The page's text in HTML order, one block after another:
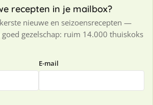
recepten in je mailbox?
nieuwe en seizoensrecepten —
gezelschap: ruim 14.000 thuiskoks
E-mail